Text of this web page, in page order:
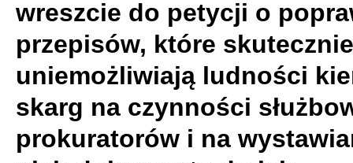
wreszcie do petycji o
przepisów, które skutecznie
uniemożliwiają ludności
skarg na czynności
prokuratorów i na